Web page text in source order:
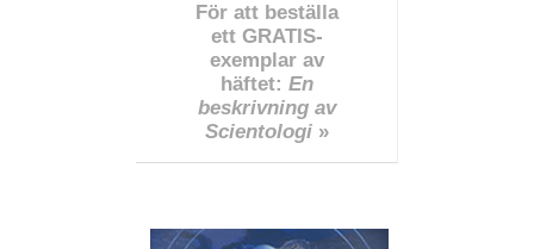
För att beställa
ett GRATIS-
exemplar av
häftet: En
beskrivning av
Scientologi»